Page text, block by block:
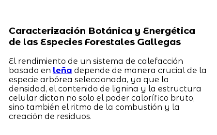
Caracterización Botánica y Energética
de las Especies Forestales Gallegas
El rendimiento de un sistema de calefacción
basado en leña depende de manera crucial de la
especie arbórea seleccionada, ya que la
densidad, el contenido de lignina y la estructura
celular dictan no solo el poder calorífico bruto,
sino también el ritmo de la combustión y la
creación de residuos.